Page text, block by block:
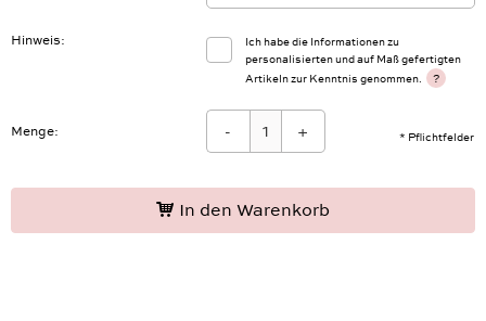
Hinweis
Ich habe die Informationen zu
personalisierten und auf Maß gefertigten
Artikeln zur Kenntnis genommen.
?
* Pflichtfelder
Menge: - +
In den Warenkorb